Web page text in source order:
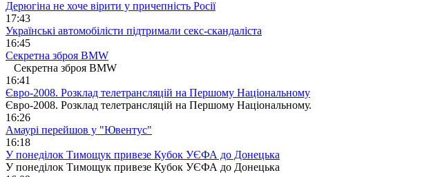
Дерюгіна не хоче вірити у причепність Росії
17:43
Українські автомобілісти підтримали секс-скандаліста
16:45
Секретна зброя BMW
Секретна зброя BMW
16:41
Євро-2008. Розклад телетрансляцій на Першому Національному
Євро-2008. Розклад телетрансляцій на Першому Національному.
16:26
Амаурі перейшов у "Ювентус"
16:18
У понеділок Тимощук привезе Кубок УЄФА до Донецька
У понеділок Тимощук привезе Кубок УЄФА до Донецька